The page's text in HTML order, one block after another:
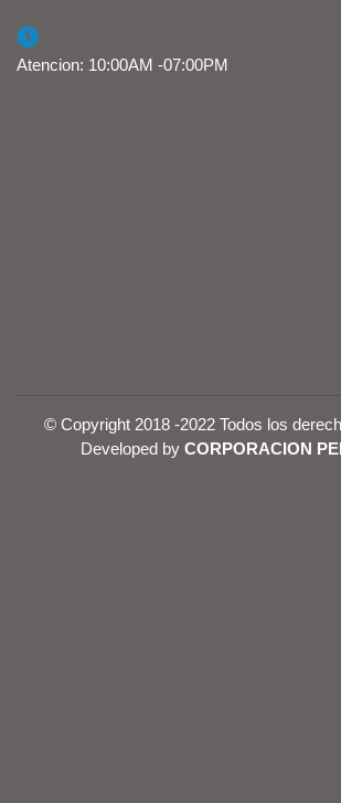
Atencion: 10:00AM -07:00PM
© Copyright 2018 -2022 Todos los
Developed by CORPORACION